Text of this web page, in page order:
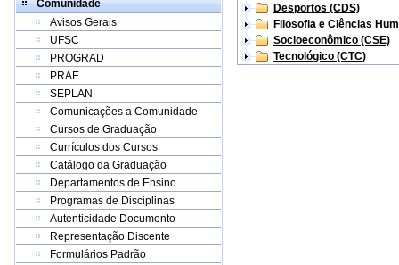
Comunidade
Avisos Gerais
UFSC
PROGRAD
PRAE
SEPLAN
Comunicações a Comunidade
Cursos de Graduação
Currículos dos Cursos
Catálogo da Graduação
Departamentos de Ensino
Programas de Disciplinas
Autenticidade Documento
Representação Discente
Formulários Padrão
Desportos (CDS)
Filosofia e Ciências
Socioeconômico (CSE)
Tecnológico (CTC)